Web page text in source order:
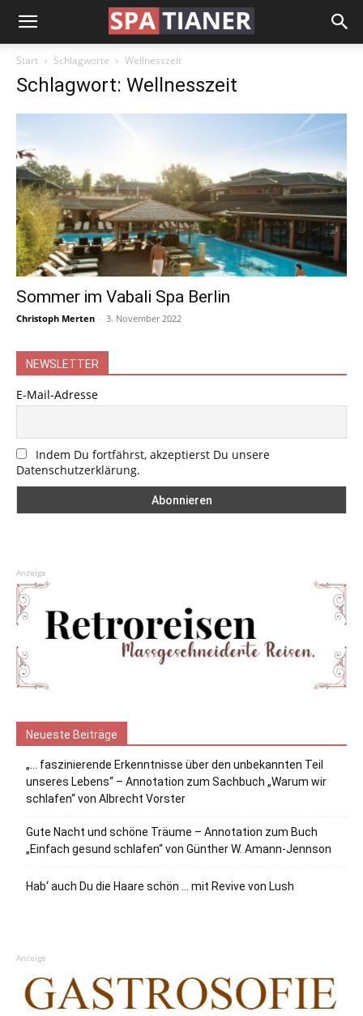
Start Schlagworte Wellnesszeit
Schlagwort: Wellnesszeit
Sommer im Vabali Spa Berlin
Christoph Merten - 3. November 2022
NEWSLETTER
E-Mail-Adresse
Indem Du fortfährst, akzeptierst Du unsere
Datenschutzerklärung.
Anzeige
Neueste Beiträge
„… faszinierende Erkenntnisse über den unbekannten Teil
unseres Lebens“ – Annotation zum Sachbuch „Warum wir
schlafen“ von Albrecht Vorster
Gute Nacht und schöne Träume – Annotation zum Buch
„Einfach gesund schlafen“ von Günther W. Amann-Jennson
Hab‘ auch Du die Haare schön … mit Revive von Lush
Anzeige